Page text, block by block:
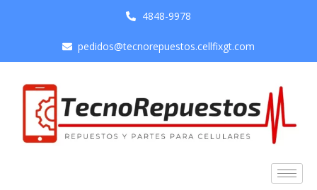
4848-9978
pedidos@tecnorepuestos.cellfixgt.com